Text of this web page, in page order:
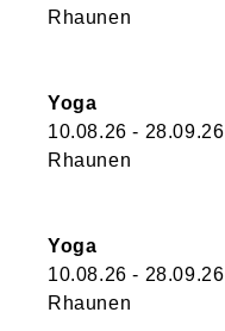
Rhaunen
Yoga
10.08.26 - 28.09.26
Rhaunen
Yoga
10.08.26 - 28.09.26
Rhaunen